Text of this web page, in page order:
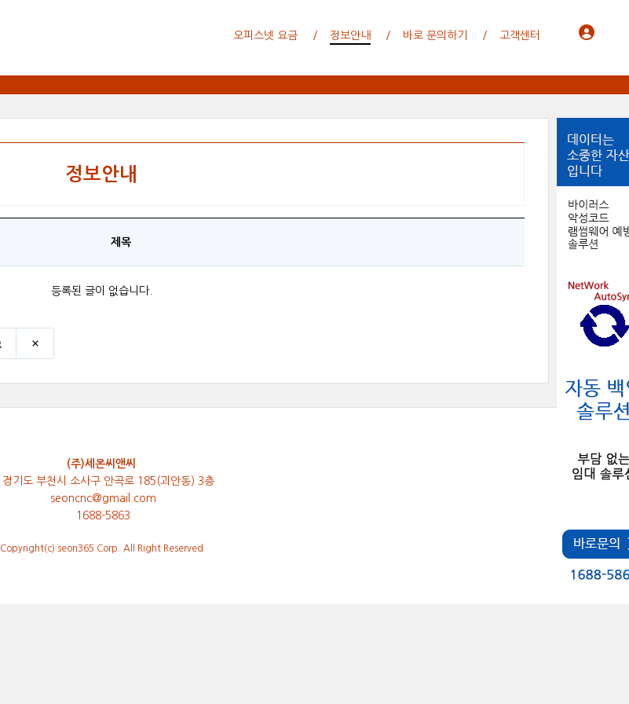
오피스넷 요금 정보안내 바로 문의하기 고객센터
정보안내
제목
등록된 글이 없습니다.
(주)세온씨앤씨
경기도 부천시 소사구 안곡로 185(괴안동) 3층
seoncnc@gmail.com
1688-5863
Copyright(c) seon365 Corp. All Right Reserved